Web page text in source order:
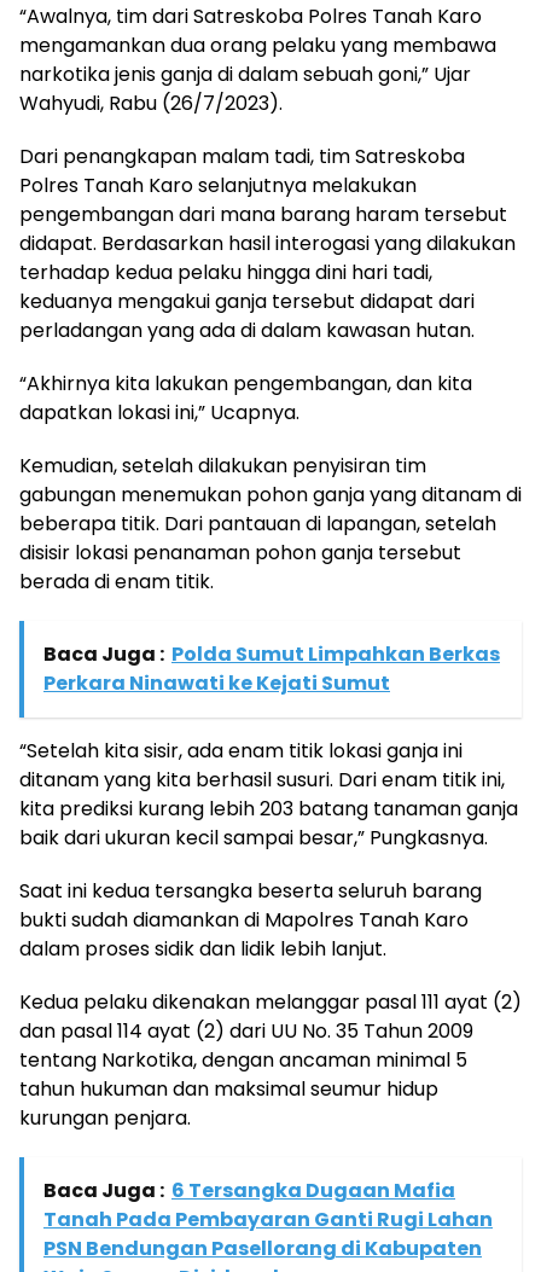
“Awalnya, tim dari Satreskoba Polres Tanah Karo
mengamankan dua orang pelaku yang membawa
narkotika jenis ganja di dalam sebuah goni,” Ujar
Wahyudi, Rabu (26/7/2023).
Dari penangkapan malam tadi, tim Satreskoba
Polres Tanah Karo selanjutnya melakukan
pengembangan dari mana barang haram tersebut
didapat. Berdasarkan hasil interogasi yang dilakukan
terhadap kedua pelaku hingga dini hari tadi,
keduanya mengakui ganja tersebut didapat dari
perladangan yang ada di dalam kawasan hutan.
“Akhirnya kita lakukan pengembangan, dan kita
dapatkan lokasi ini,” Ucapnya.
Kemudian, setelah dilakukan penyisiran tim
gabungan menemukan pohon ganja yang ditanam di
beberapa titik. Dari pantauan di lapangan, setelah
disisir lokasi penanaman pohon ganja tersebut
berada di enam titik.
Baca Juga : Polda Sumut Limpahkan Berkas
Perkara Ninawati ke Kejati Sumut
“Setelah kita sisir, ada enam titik lokasi ganja ini
ditanam yang kita berhasil susuri. Dari enam titik ini,
kita prediksi kurang lebih 203 batang tanaman ganja
baik dari ukuran kecil sampai besar,” Pungkasnya.
Saat ini kedua tersangka beserta seluruh barang
bukti sudah diamankan di Mapolres Tanah Karo
dalam proses sidik dan lidik lebih lanjut.
Kedua pelaku dikenakan melanggar pasal 111 ayat (2)
dan pasal 114 ayat (2) dari UU No. 35 Tahun 2009
tentang Narkotika, dengan ancaman minimal 5
tahun hukuman dan maksimal seumur hidup
kurungan penjara.
Baca Juga : 6 Tersangka Dugaan Mafia
Tanah Pada Pembayaran Ganti Rugi Lahan
PSN Bendungan Pasellorang di Kabupaten